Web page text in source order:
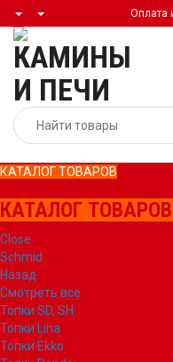
Оплата
КАТАЛОГ ТОВАРОВ
КАТАЛОГ ТОВАРОВ
Close
Schmid
Назад
Смотреть все
Топки SD, SH
Топки Lina
Топки Ekko